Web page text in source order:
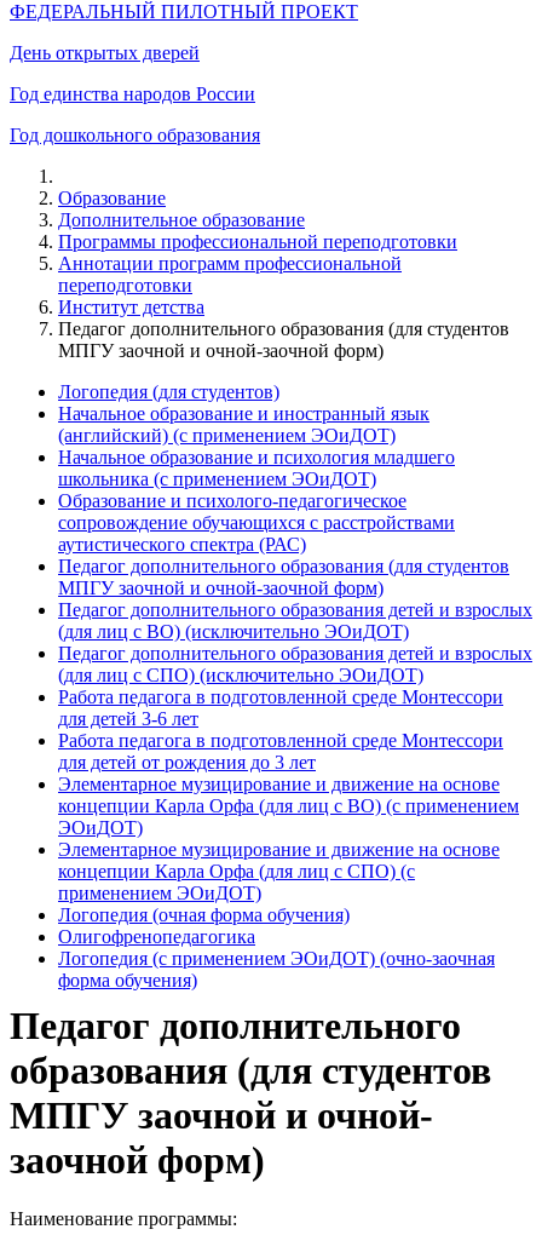
ФЕДЕРАЛЬНЫЙ ПИЛОТНЫЙ ПРОЕКТ
День открытых дверей
Год единства народов России
Год дошкольного образования
Образование
Дополнительное образование
Программы профессиональной переподготовки
Аннотации программ профессиональной
переподготовки
Институт детства
Педагог дополнительного образования (для студентов
МПГУ заочной и очной-заочной форм)
Логопедия (для студентов)
Начальное образование и иностранный язык
(английский) (с применением ЭОиДОТ)
Начальное образование и психология младшего
школьника (с применением ЭОиДОТ)
Образование и психолого-педагогическое
сопровождение обучающихся с расстройствами
аутистического спектра (РАС)
Педагог дополнительного образования (для студентов
МПГУ заочной и очной-заочной форм)
Педагог дополнительного образования детей и взрослых
(для лиц с ВО) (исключительно ЭОиДОТ)
Педагог дополнительного образования детей и взрослых
(для лиц с СПО) (исключительно ЭОиДОТ)
Работа педагога в подготовленной среде Монтессори
для детей 3-6 лет
Работа педагога в подготовленной среде Монтессори
для детей от рождения до 3 лет
Элементарное музицирование и движение на основе
концепции Карла Орфа (для лиц с ВО) (с применением
ЭОиДОТ)
Элементарное музицирование и движение на основе
концепции Карла Орфа (для лиц с СПО) (с
применением ЭОиДОТ)
Логопедия (очная форма обучения)
Олигофренопедагогика
Логопедия (с применением ЭОиДОТ) (очно-заочная
форма обучения)
Педагог дополнительного
образования (для студентов
МПГУ заочной и очной-
заочной форм)
Наименование программы: